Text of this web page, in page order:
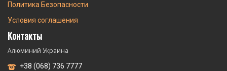
Политика Безопасности
Условия соглашения
Контакты
Алюминий Украина
+38 (068) 736 7777